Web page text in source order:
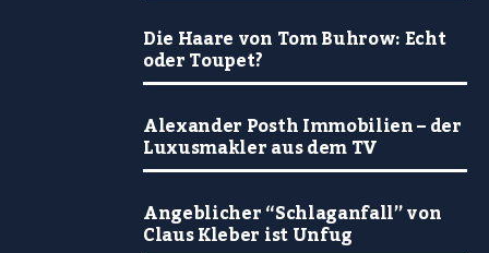
Die Haare von Tom Buhrow: Echt
oder Toupet?
Alexander Posth Immobilien – der
Luxusmakler aus dem TV
Angeblicher “Schlaganfall” von
Claus Kleber ist Unfug